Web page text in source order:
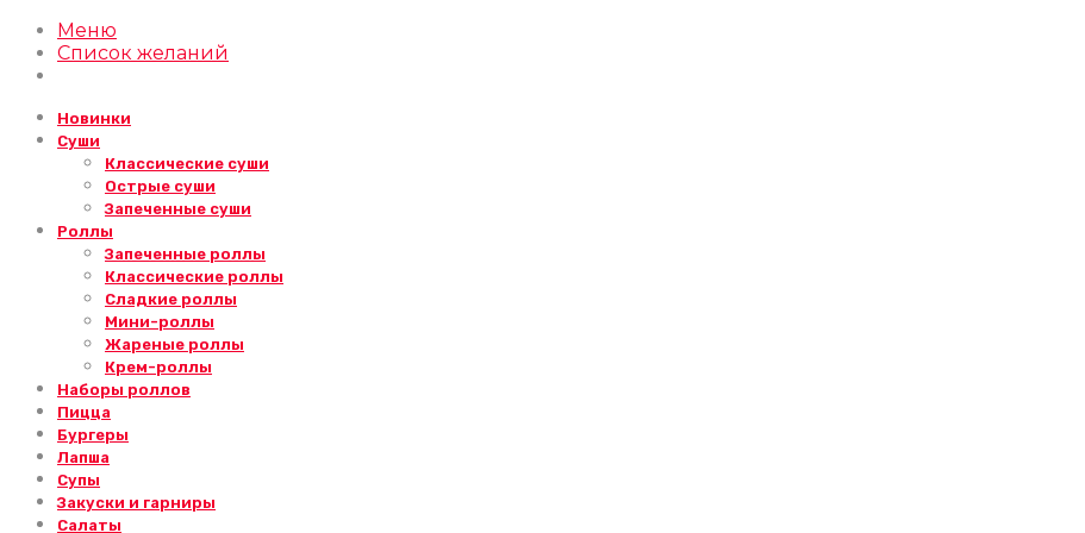
Меню
Список желаний
Новинки
Суши
Классические суши
Острые суши
Запеченные суши
Роллы
Запеченные роллы
Классические роллы
Сладкие роллы
Мини-роллы
Жареные роллы
Крем-роллы
Наборы роллов
Пицца
Бургеры
Лапша
Супы
Закуски и гарниры
Салаты